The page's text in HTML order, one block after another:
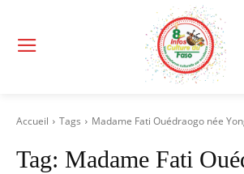
Accueil Tags Madame Fati Ouédraogo née
Tag: Madame Fati